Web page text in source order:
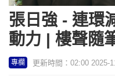
張日強 - 連環
動力 | 樓聲隨
專欄 更新時間：02:00 2025-